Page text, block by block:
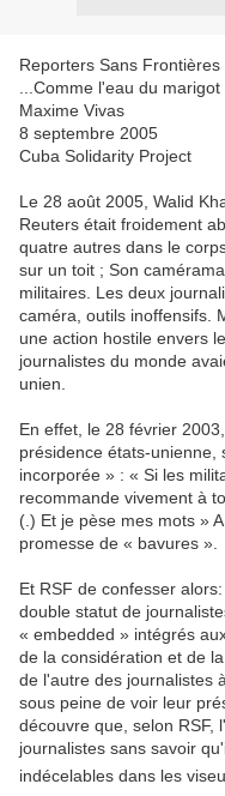
Reporters Sans
...Comme l'eau du
Maxime Vivas
8 septembre 2005
Cuba Solidarity Project
Le 28 août 2005, Walid
Reuters était froidement
quatre autres dans le
sur un toit ; Son
militaires. Les deux
caméra, outils inoffensifs.
une action hostile envers
journalistes du monde
unien.
En effet, le 28 février
présidence états-unienne,
incorporée » : « Si les
recommande vivement à
(.) Et je pèse mes mots »
promesse de « bavures ».
Et RSF de confesser
double statut de
« embedded » intégrés
de la considération et de
de l'autre des journalistes
sous peine de voir leur
découvre que, selon RSF,
journalistes sans savoir
indécelables dans les